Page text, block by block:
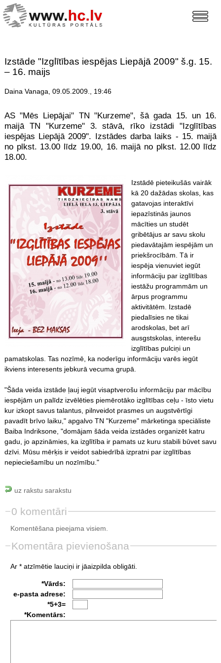
Izstāde "Izglītības iespējas Liepājā 2009" š.g. 15.
– 16. maijs
Daina Vanaga, 09.05.2009., 19:46
AS "Mēs Liepājai" TN "Kurzeme", šā gada 15. un 16.
maijā TN "Kurzeme" 3. stāvā, rīko izstādi "Izglītības
iespējas Liepājā 2009". Izstādes darba laiks - 15. maijā
no plkst. 13.00 līdz 19.00, 16. maijā no plkst. 12.00 līdz
18.00.
Izstādē pieteikušās vairāk
kā 20 dažādas skolas, kas
gatavojas interaktīvi
iepazīstinās jaunos
mācīties un studēt
gribētājus ar savu skolu
piedavātajām iespējām un
priekšrocībām. Tā ir
iespēja vienuviet iegūt
informāciju par izglītības
iestāžu programmām un
ārpus programmu
aktivitātēm. Izstadē
piedalīsies ne tikai
arodskolas, bet arī
ausgstskolas, interešu
izglītības pulciņi un
pamatskolas. Tas nozīmē, ka noderīgu informāciju varēs iegūt
ikviens interesents jebkurā vecuma grupā.
"Šāda veida izstāde ļauj iegūt visaptverošu informāciju par mācību
iespējām un palīdz izvēlēties piemērotāko izglītības ceļu - īsto vietu
kur izkopt savus talantus, pilnveidot prasmes un augstvērtīgi
pavadīt brīvo laiku," apgalvo TN "Kurzeme" mārketinga speciāliste
Baiba Indriksone, "domājam šāda veida izstādes organizēt katru
gadu, jo apzināmies, ka izglītība ir pamats uz kuru stabili būvet savu
dzīvi. Mūsu mērķis ir veidot sabiedrībā izpratni par izglītības
nepieciešamību un nozīmību."
uz rakstu sarakstu
0 komentāri
Komentēšana pieejama visiem.
Komentāra pievienošana
Ar * atzīmētie lauciņi ir jāaizpilda obligāti.
*Vārds:
e-pasta adrese:
*5+3=
*Komentārs: